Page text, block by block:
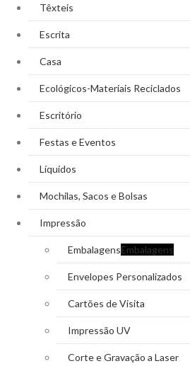
Têxteis
Escrita
Casa
Ecológicos-Materiais Reciclados
Escritório
Festas e Eventos
Líquidos
Mochilas, Sacos e Bolsas
Impressão
EmbalagensEmbalagens
Envelopes Personalizados
Cartões de Visita
Impressão UV
Corte e Gravação a Laser